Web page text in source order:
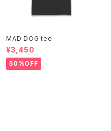
MAD DOG tee
¥3,450
50%OFF